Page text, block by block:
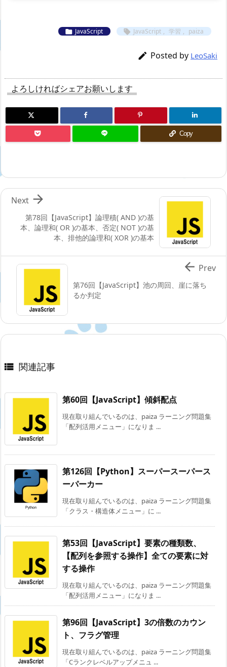
 JavaScript  JavaScript , 学習 , paiza
 Posted by LeoSaki
よろしければシェアお願いします
Copy
第78回【JavaScript】論理積( AND )の基
本、論理和( OR )の基本、否定( NOT )の基
本、排他的論理和( XOR )の基本

Next
第76回【JavaScript】池の周回、崖に落ち
るか判定
 Prev
 関連記事
第60回【JavaScript】傾斜配点
現在取り組んでいるのは、paiza ラーニング問題集
「配列活用メニュー」になりま ...
第126回【Python】スーパースーパース
ーパーカー
現在取り組んでいるのは、paiza ラーニング問題集
「クラス・構造体メニュー」に ...
第53回【JavaScript】要素の種類数、
【配列を参照する操作】全ての要素に対
する操作
現在取り組んでいるのは、paiza ラーニング問題集
「配列活用メニュー」になりま ...
第96回【JavaScript】3の倍数のカウン
ト、フラグ管理
現在取り組んでいるのは、paiza ラーニング問題集
「Cランクレベルアップメニュ ...